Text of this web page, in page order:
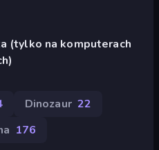
(tylko na komputerach
Dinozaur 22
176